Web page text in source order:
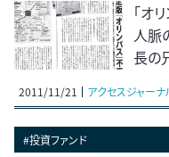
「オ
人脈
長の
2011/11/21 アクセスジャー
#投資ファンド